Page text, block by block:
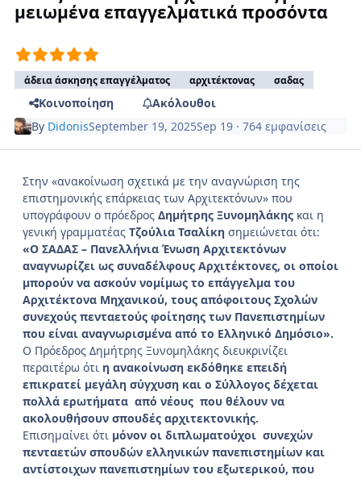
μειωμένα επαγγελματικά προσόντα
άδεια άσκησης επαγγέλματος αρχιτέκτονας σαδας
Κοινοποίηση
Ακόλουθοι
By DidonisSeptember 19, 2025Sep 19 · 764 εμφανίσεις
Στην «ανακοίνωση σχετικά με την αναγνώριση της
επιστημονικής επάρκειας των Αρχιτεκτόνων» που
υπογράφουν ο πρόεδρος Δημήτρης Ξυνομηλάκης και η
γενική γραμματέας Τζούλια Τσαλίκη σημειώνεται ότι:
«Ο ΣΑΔΑΣ – Πανελλήνια Ένωση Αρχιτεκτόνων
αναγνωρίζει ως συναδέλφους Αρχιτέκτονες, οι οποίοι
μπορούν να ασκούν νομίμως το επάγγελμα του
Αρχιτέκτονα Μηχανικού, τους απόφοιτους Σχολών
συνεχούς πενταετούς φοίτησης των Πανεπιστημίων
που είναι αναγνωρισμένα από το Ελληνικό Δημόσιο».
Ο Πρόεδρος Δημήτρης Ξυνομηλάκης διευκρινίζει
περαιτέρω ότι η ανακοίνωση εκδόθηκε επειδή
επικρατεί μεγάλη σύγχυση και ο Σύλλογος δέχεται
πολλά ερωτήματα από νέους που θέλουν να
ακολουθήσουν σπουδές αρχιτεκτονικής.
Επισημαίνει ότι μόνον οι διπλωματούχοι συνεχών
πενταετών σπουδών ελληνικών πανεπιστημίων και
αντίστοιχων πανεπιστημίων του εξωτερικού, που